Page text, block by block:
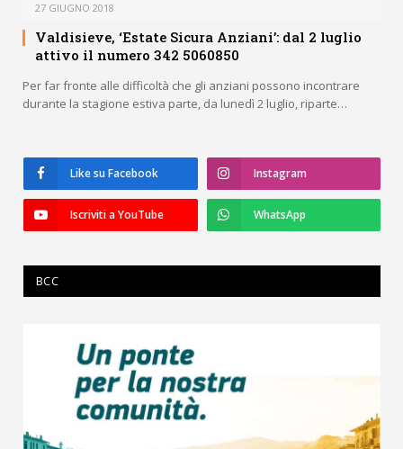
27 GIUGNO 2018
Valdisieve, ‘Estate Sicura Anziani’: dal 2 luglio
attivo il numero 342 5060850
Per far fronte alle difficoltà che gli anziani possono incontrare
durante la stagione estiva parte, da lunedì 2 luglio, riparte…
Like su Facebook Instagram
Iscriviti a YouTube WhatsApp
BCC